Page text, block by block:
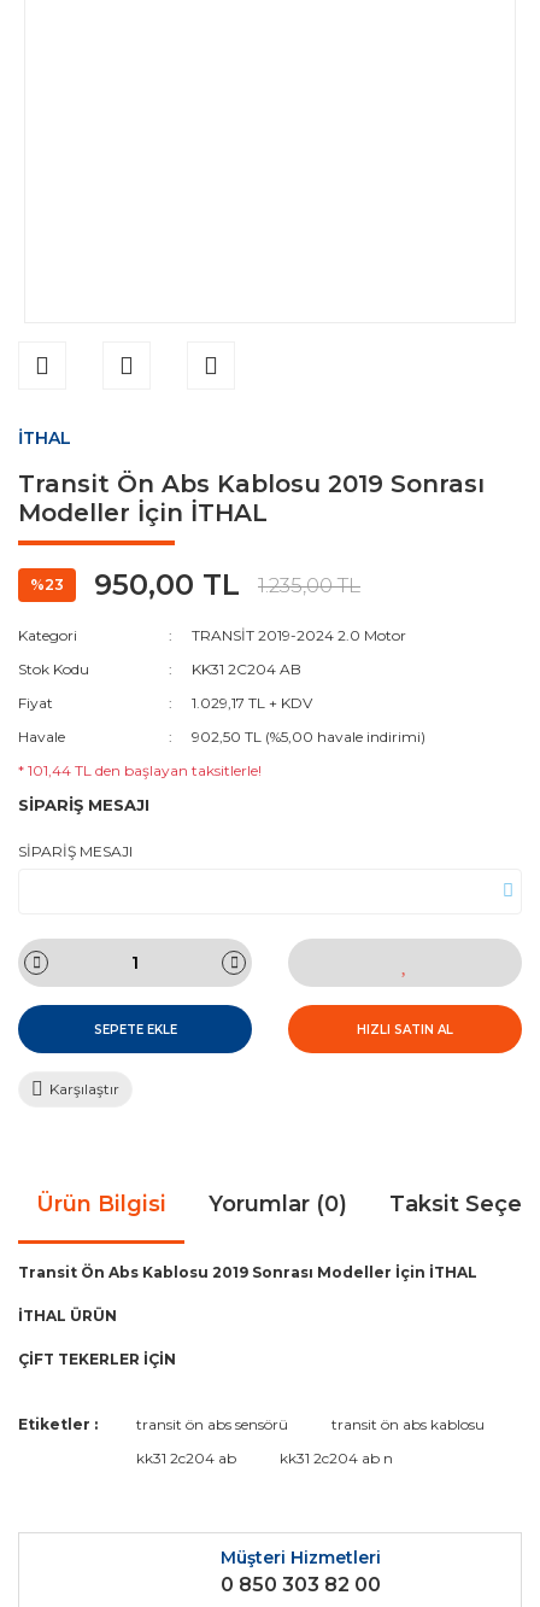
İTHAL
Transit Ön Abs Kablosu 2019 Sonrası
Modeller İçin İTHAL
%23 950,00 TL 1.235,00 TL
Kategori
TRANSİT 2019-2024 2.0 Motor
Stok Kodu
KK31 2C204 AB
Fiyat
1.029,17 TL + KDV
Havale
902,50 TL (%5,00 havale indirimi)
* 101,44 TL den başlayan taksitlerle!
SİPARİŞ MESAJI
SİPARİŞ MESAJI
SEPETE EKLE HIZLI SATIN AL
Karşılaştır
Ürün Bilgisi Yorumlar (0) Taksit
Transit Ön Abs Kablosu 2019 Sonrası Modeller İçin İTHAL
İTHAL ÜRÜN
ÇİFT TEKERLER İÇİN
Bu ürüne ilk yorumu siz yapın!
Yorum Yaz
Bu ürünün fiyat bilgisi, resim, ürün açıklamalarında ve diğer
kullanarak tarafımıza iletebilirsiniz.
Ürün resmi kalitesiz, bozuk veya görüntülenemiyor.
Ürün açıklamasında eksik bilgiler bulunuyor.
Etiketler : transit ön abs sensörü
transit ön abs kablosu
kk31 2c204 ab
kk31 2c204 ab n
Müşteri Hizmetleri
0 850 303 82 00